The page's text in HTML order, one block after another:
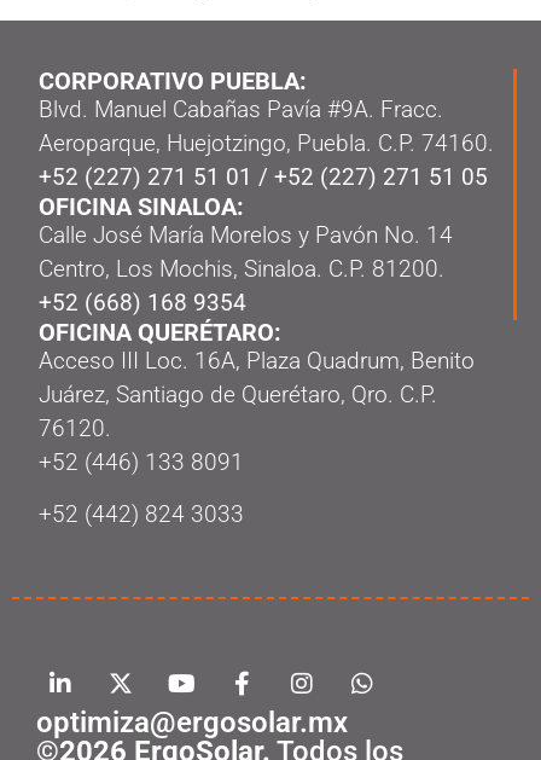
CORPORATIVO PUEBLA:
Blvd. Manuel Cabañas Pavía #9A. Fracc.
Aeroparque, Huejotzingo, Puebla. C.P. 74160.
+52 (227) 271 51 01 / +52 (227) 271 51 05
OFICINA SINALOA:
Calle José María Morelos y Pavón No. 14
Centro, Los Mochis, Sinaloa. C.P. 81200.
+52 (668) 168 9354
OFICINA QUERÉTARO:
Acceso III Loc. 16A, Plaza Quadrum, Benito
Juárez, Santiago de Querétaro, Qro. C.P.
76120.
‭+52 (446) 133 8091‬
+52 (442) 824 3033
optimiza@ergosolar.mx
©2026 ErgoSolar. Todos los